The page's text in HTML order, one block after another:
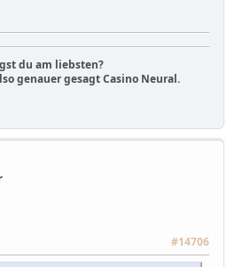
du am liebsten?
genauer gesagt Casino Neural.
#14706